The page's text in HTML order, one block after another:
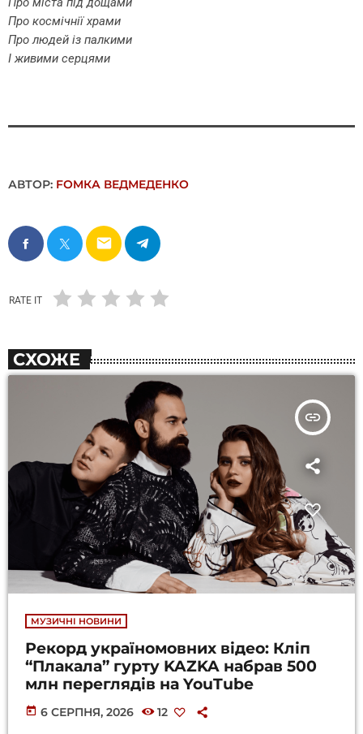
Про космічнії храми
Про людей із палкими
І живими серцями
АВТОР: FОMКА ВЕДМЕДЕНКО
email
RATE IT
СХОЖЕ
insert_link
МУЗИЧНІ НОВИНИ
Рекорд україномовних відео: Кліп
“Плакала” гурту KAZKA набрав 500
млн переглядів на YouTube
today 6 СЕРПНЯ, 2026 12